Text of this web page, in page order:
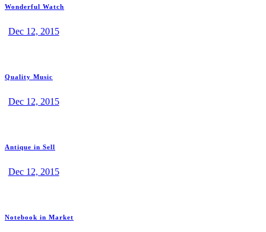
Wonderful Watch
Dec 12, 2015
Quality Music
Dec 12, 2015
Antique in Sell
Dec 12, 2015
Notebook in Market